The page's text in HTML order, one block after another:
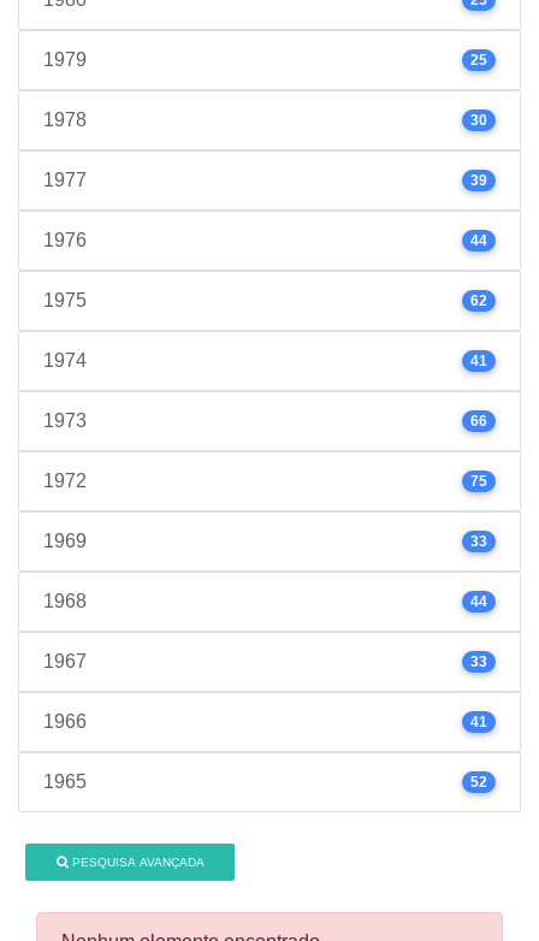
1979 25
1978 30
1977 39
1976 44
1975 62
1974 41
1973 66
1972 75
1969 33
1968 44
1967 33
1966 41
1965 52
PESQUISA AVANÇADA